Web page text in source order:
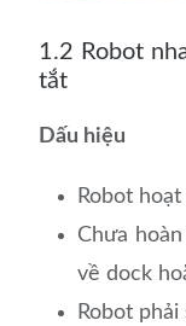
1.2 Robot
tắt
Dấu hiệu
Robot
Chưa
về dock
Robot